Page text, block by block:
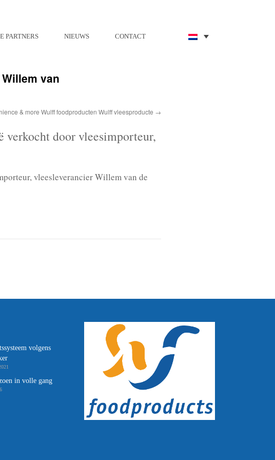
PARTNERS NIEUWS CONTACT
van
& more Wulff foodproducten Wulff vleesproducte
verkocht door vleesimporteur,
vleesleverancier Willem van de
volgens
in volle gang